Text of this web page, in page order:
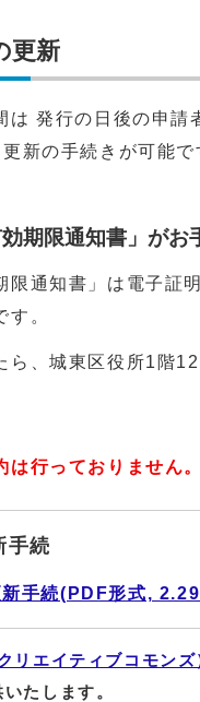
更新
は 発行の日後の申請
新の手続きが可能で
効期限通知書」が
限通知書」は電子証
。
、城東区役所1階
行っておりません。
手続
新手続(PDF形式,
リエイティブコモンズ
たします。